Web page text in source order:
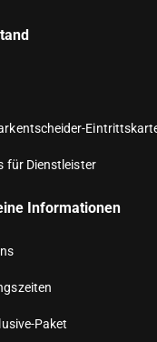
für Dienstleister
Informationen
Paket